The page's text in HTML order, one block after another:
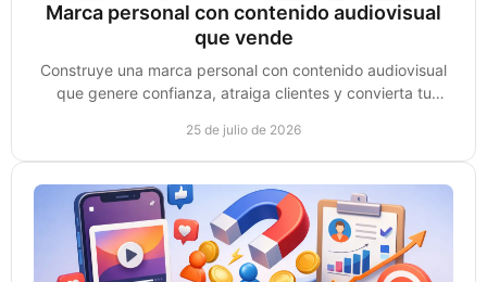
Marca personal con contenido audiovisual
que vende
Construye una marca personal con contenido audiovisual
que genere confianza, atraiga clientes y convierta tu
25 de julio de 2026